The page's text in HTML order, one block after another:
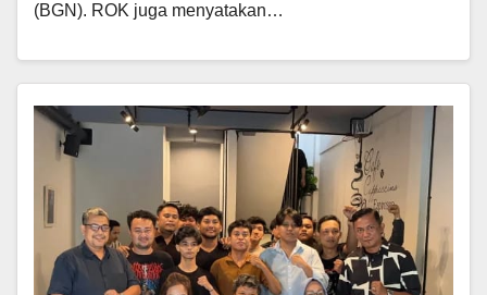
(BGN). ROK juga menyatakan…